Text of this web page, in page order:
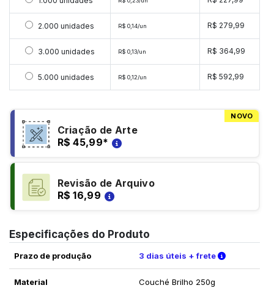
Selecionar 2000 unidades
2.000 unidades R$ 0,14/un R$ 279,99
Selecionar 3000 unidades
3.000 unidades R$ 0,13/un R$ 364,99
Selecionar 5000 unidades
5.000 unidades R$ 0,12/un R$ 592,99
NOVO
Criação de Arte
R$ 45,99*
Revisão de Arquivo
R$ 16,99
Especificações do Produto
Prazo de produção 3 dias úteis + frete Verifique
Material Couché Brilho 250g